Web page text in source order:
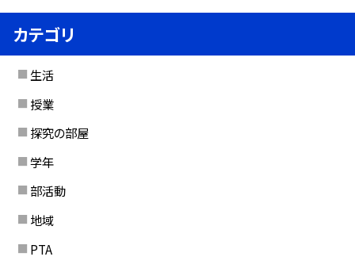
カテゴリ
生活
授業
探究の部屋
学年
部活動
地域
PTA